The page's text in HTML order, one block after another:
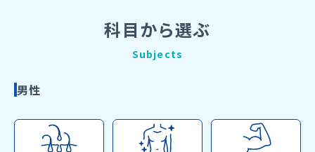
科目から選ぶ
Subjects
男性